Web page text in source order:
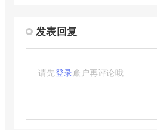
发表回复
请先登录账户再评论哦